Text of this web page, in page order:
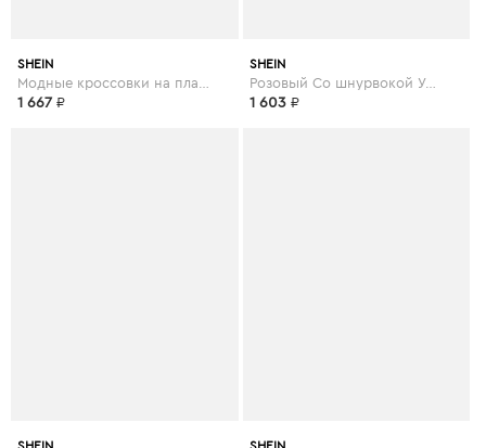
SHEIN
1 667 ₽
SHEIN
Розовый Со шнурвокой Удобный Кеды
1 603 ₽